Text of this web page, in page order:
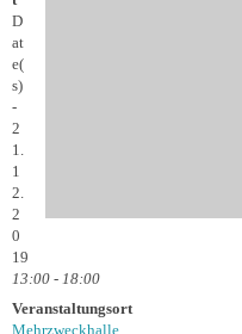
D
at
e(
s)
-
2
1.
1
2.
2
0
19
13:00 - 18:00
Veranstaltungsort
Mehrzweckhalle